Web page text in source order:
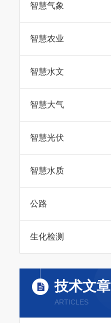
智慧气象
智慧农业
智慧水文
智慧大气
智慧光伏
智慧水质
公路
生化检测
技术文章
ARTICLES